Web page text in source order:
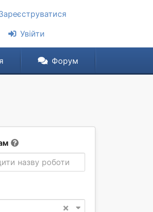
Увійти
Форум
назву роботи
×